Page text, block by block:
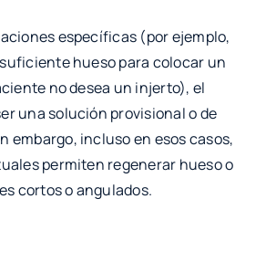
específicas (por ejemplo,
hueso para colocar un
no desea un injerto), el
una solución provisional o de
embargo, incluso en esos casos,
permiten regenerar hueso o
cortos o angulados.